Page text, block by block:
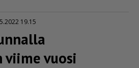
19.15
vuosi